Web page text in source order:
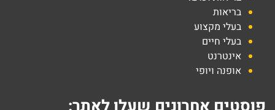
בריאות
בעלי מקצוע
בעלי חיים
אינטרנט
אופנה ויופי